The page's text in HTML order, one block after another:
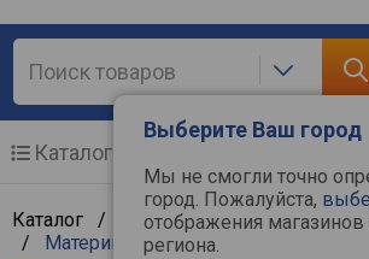
Выберите Ваш город
Мы не смогли точно
город. Пожалуйста,
отображения магазинов
региона.
Каталог
Каталог / Компьютерная техника/
/ Материнские платы